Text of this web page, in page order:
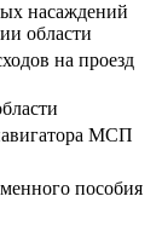
насаждений
области
на проезд
МСП
пособия